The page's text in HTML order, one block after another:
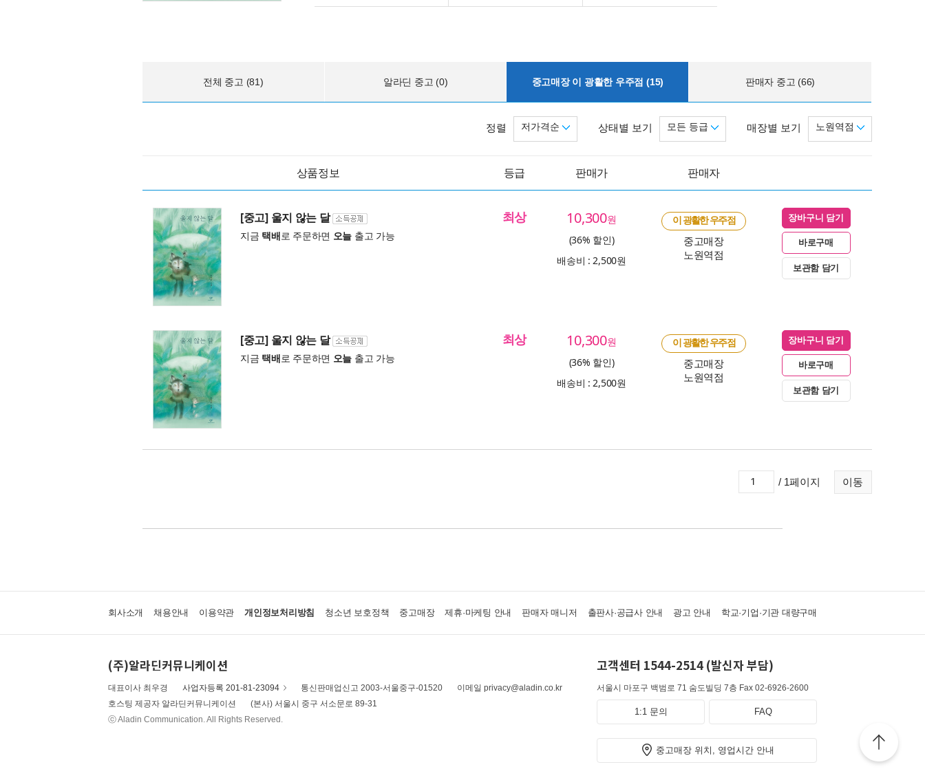
전체 중고 (81) 알라딘 중고 (0) 중고매장 이 광활한 우주점 (15) 판매자 중고 (66)
매장별 보기 노원역점
상태별 보기 모든 등급
정렬 저가격순
상품정보 등급 판매가 판매자
[중고] 울지 않는 달
지금 택배로 주문하면 오늘 출고 가능
최상 10,300원
(36% 할인)
배송비 : 2,500원
이 광활한 우주점
중고매장
노원역점
장바구니 담기
바로구매
보관함 담기
[중고] 울지 않는 달
지금 택배로 주문하면 오늘 출고 가능
최상 10,300원
(36% 할인)
배송비 : 2,500원
이 광활한 우주점
중고매장
노원역점
장바구니 담기
바로구매
보관함 담기
이동
/ 1페이지
회사소개 채용안내 이용약관 개인정보처리방침 청소년 보호정책 중고매장 제휴·마케팅 안내 판매자 매니저 출판사·공급사 안내 광고 안내 학교·기업·기관 대량구매
(주)알라딘커뮤니케이션
대표이사 최우경 사업자등록 201-81-23094 통신판매업신고 2003-서울중구-01520
이메일 privacy@aladin.co.kr
호스팅 제공자 알라딘커뮤니케이션
(본사) 서울시 중구 서소문로 89-31
ⓒ Aladin Communication. All Rights Reserved.
고객센터 1544-2514 (발신자 부담)
서울시 마포구 백범로 71 숨도빌딩 7층 Fax 02-6926-2600
1:1 문의 FAQ
중고매장 위치, 영업시간 안내